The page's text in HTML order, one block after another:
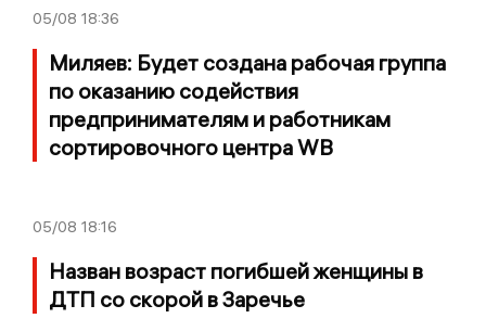
05/08 18:36
Миляев: Будет создана рабочая группа
по оказанию содействия
предпринимателям и работникам
сортировочного центра WB
05/08 18:16
Назван возраст погибшей женщины в
ДТП со скорой в Заречье